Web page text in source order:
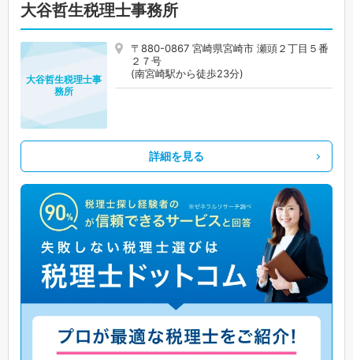
大谷哲生税理士事務所
〒880-0867 宮崎県宮崎市 瀬頭２丁目５番
２７号
(南宮崎駅から徒歩23分)
大谷哲生税理士事
務所
詳細を見る